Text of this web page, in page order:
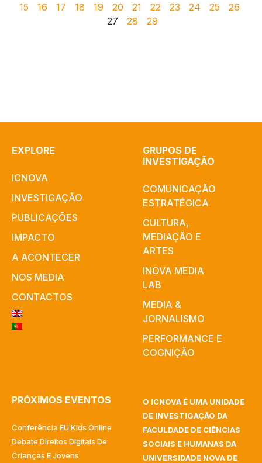
15
16 17 18 19 20 21 22 23 24 25
26
27
28 29
EXPLORE
ICNOVA
INVESTIGAÇÃO
PUBLICAÇÕES
IMPACTO
A ACONTECER
NOS MEDIA
CONTACTOS
GRUPOS DE
INVESTIGAÇÃO
COMUNICAÇÃO
ESTRATÉGICA
CULTURA,
MEDIAÇÃO E
ARTES​
INOVA MEDIA
LAB
MEDIA &
JORNALISMO
PERFORMANCE E
COGNIÇÃO
PRÓXIMOS EVENTOS
Conferência EU Kids Online
Debate Direitos Digitais De
Crianças E Jovens
O ICNOVA É UMA UNIDADE
DE INVESTIGAÇÃO DA
FACULDADE DE CIÊNCIAS
SOCIAIS E HUMANAS DA
UNIVERSIDADE NOVA DE